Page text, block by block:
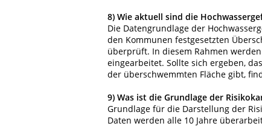
8) Wie aktuell sind die
Die Datengrundlage der
den Kommunen festgesetzten
überprüft. In diesem Rahmen
eingearbeitet. Sollte sich ergeben,
der überschwemmten Fläche gibt,
9) Was ist die Grundlage der
Grundlage für die Darstellung der
Daten werden alle 10 Jahre